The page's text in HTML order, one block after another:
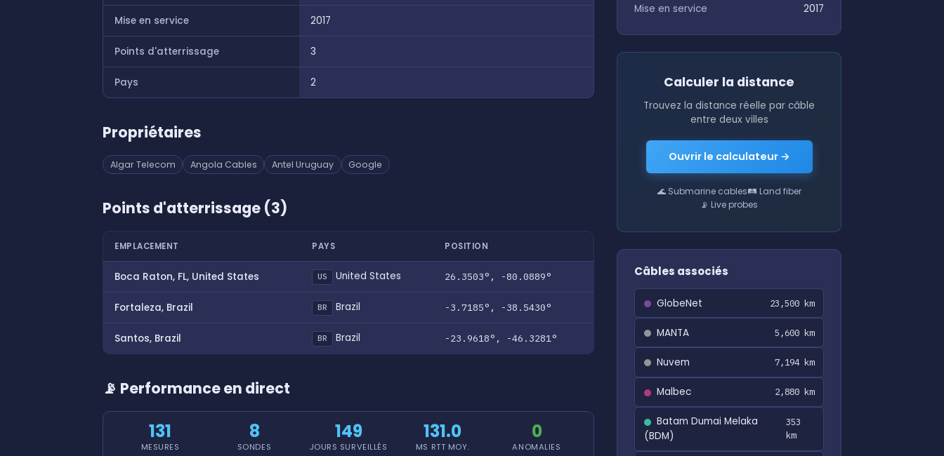
Mise en service 2017
Points d'atterrissage 3
Pays 2
Propriétaires
Algar Telecom Angola Cables Antel Uruguay Google
Points d'atterrissage (3)
EMPLACEMENT PAYS POSITION
Boca Raton, FL, United States US United States 26.3503°, -80.0889°
Fortaleza, Brazil BR Brazil -3.7185°, -38.5430°
Santos, Brazil BR Brazil -23.9618°, -46.3281°
📡 Performance en direct
131
MESURES
8
SONDES
149
JOURS SURVEILLÉS
131.0
MS RTT MOY.
0
ANOMALIES
Mise en service 2017
Calculer la distance
Trouvez la distance réelle par câble
entre deux villes
Ouvrir le calculateur →
🌊 Submarine cables🛤 Land fiber
📡 Live probes
Câbles associés
GlobeNet 23,500 km
MANTA 5,600 km
Nuvem 7,194 km
Malbec 2,880 km
Batam Dumai Melaka
(BDM)
353
km